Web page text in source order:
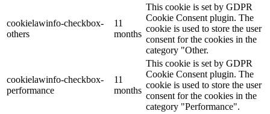
cookielawinfo-checkbox-
others
11
months
This cookie is set by GDPR
Cookie Consent plugin. The
cookie is used to store the user
consent for the cookies in the
category "Other.
cookielawinfo-checkbox-
performance
11
months
This cookie is set by GDPR
Cookie Consent plugin. The
cookie is used to store the user
consent for the cookies in the
category "Performance".